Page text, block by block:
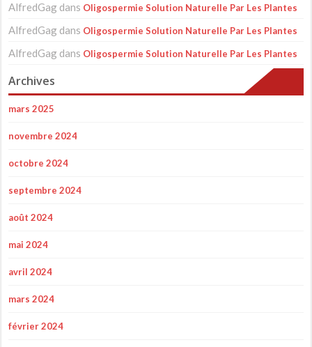
AlfredGag dans Oligospermie Solution Naturelle Par Les Plantes
AlfredGag dans Oligospermie Solution Naturelle Par Les Plantes
AlfredGag dans Oligospermie Solution Naturelle Par Les Plantes
Archives
mars 2025
novembre 2024
octobre 2024
septembre 2024
août 2024
mai 2024
avril 2024
mars 2024
février 2024